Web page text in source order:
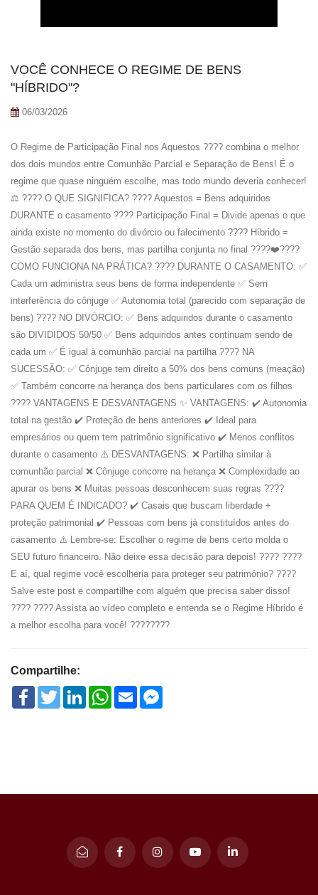
VOCÊ CONHECE O REGIME DE BENS
"HÍBRIDO"?
06/03/2026
O Regime de Participação Final nos Aquestos ???? combina o melhor
dos dois mundos entre Comunhão Parcial e Separação de Bens! É o
regime que quase ninguém escolhe, mas todo mundo deveria conhecer!
⚖️ ???? O QUE SIGNIFICA? ???? Aquestos = Bens adquiridos
DURANTE o casamento ???? Participação Final = Divide apenas o que
ainda existe no momento do divórcio ou falecimento ???? Híbrido =
Gestão separada dos bens, mas partilha conjunta no final ????‍❤️‍????
COMO FUNCIONA NA PRÁTICA? ???? DURANTE O CASAMENTO: ✅
Cada um administra seus bens de forma independente ✅ Sem
interferência do cônjuge ✅ Autonomia total (parecido com separação de
bens) ???? NO DIVÓRCIO: ✅ Bens adquiridos durante o casamento
são DIVIDIDOS 50/50 ✅ Bens adquiridos antes continuam sendo de
cada um ✅ É igual à comunhão parcial na partilha ???? NA
SUCESSÃO: ✅ Cônjuge tem direito a 50% dos bens comuns (meação)
✅ Também concorre na herança dos bens particulares com os filhos
???? VANTAGENS E DESVANTAGENS ✨ VANTAGENS: ✔️ Autonomia
total na gestão ✔️ Proteção de bens anteriores ✔️ Ideal para
empresários ou quem tem patrimônio significativo ✔️ Menos conflitos
durante o casamento ⚠️ DESVANTAGENS: ❌ Partilha similar à
comunhão parcial ❌ Cônjuge concorre na herança ❌ Complexidade ao
apurar os bens ❌ Muitas pessoas desconhecem suas regras ????
PARA QUEM É INDICADO? ✔️ Casais que buscam liberdade +
proteção patrimonial ✔️ Pessoas com bens já constituídos antes do
casamento ⚠️ Lembre-se: Escolher o regime de bens certo molda o
SEU futuro financeiro. Não deixe essa decisão para depois! ???? ????
E aí, qual regime você escolheria para proteger seu patrimônio? ????
Salve este post e compartilhe com alguém que precisa saber disso!
???? ???? Assista ao vídeo completo e entenda se o Regime Híbrido é
a melhor escolha para você! ????????
Compartilhe:
FacebookTwitter LinkedInWhatsApp
Email